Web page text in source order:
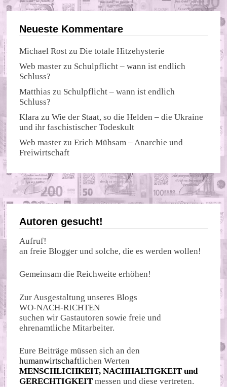
Neueste Kommentare
Michael Rost zuDie totale Hitzehysterie
Web master zu Schulpflicht – wann ist endlich
Schluss?
Matthias zu Schulpflicht – wann ist endlich
Schluss?
Klara zuWie der Staat, so die Helden – die Ukraine
und ihr faschistischer Todeskult
Web master zuErich Mühsam – Anarchie und
Freiwirtschaft
Autoren gesucht!
Aufruf!
an freie Blogger und solche, die es werden wollen!
Gemeinsam die Reichweite erhöhen!
Zur Ausgestaltung unseres Blogs
WO-NACH-RICHTEN
suchen wir Gastautoren sowie freie und
ehrenamtliche Mitarbeiter.
Eure Beiträge müssen sich an den
humanwirtschaftlichen Werten
MENSCHLICHKEIT, NACHHALTIGKEIT und
GERECHTIGKEIT messen und diese vertreten.